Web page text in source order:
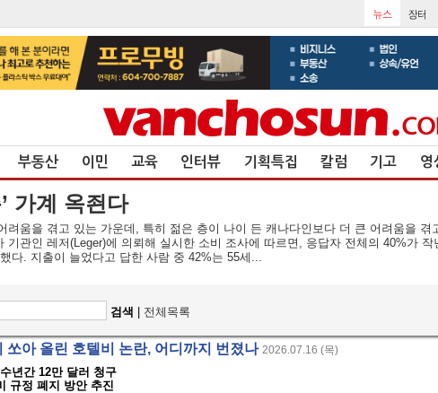
부동산 이민 교육 인터뷰 기획특집 칼럼 기고 영
가계 옥죈다
려움을 겪고 있는 가운데, 특히 젊은 층이 나이 든 캐나다인보다 더 큰 어려움을 겪
기관인 레저(Leger)에 의뢰해 실시한 소비 조사에 따르면, 응답자 전체의 40%가 작
다. 지출이 늘었다고 답한 사람 중 42%는 55세...
검색 전체목록
쏘아 올린 호텔비 논란, 어디까지 번졌나 2026.07.16 (목)
년간 12만 달러 청구
규정 폐지 방안 추진